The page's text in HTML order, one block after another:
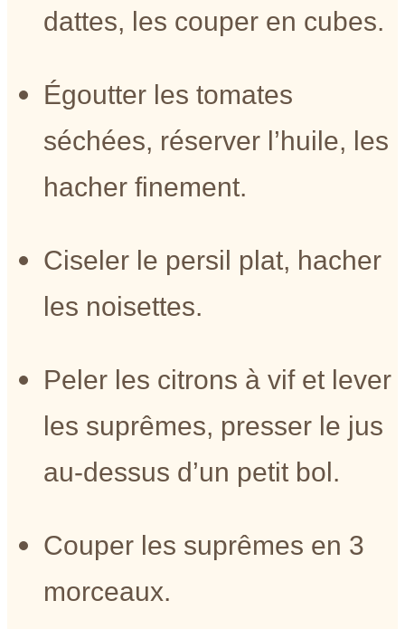
dattes, les couper en cubes.
Égoutter les tomates
séchées, réserver l’huile, les
hacher finement.
Ciseler le persil plat, hacher
les noisettes.
Peler les citrons à vif et lever
les suprêmes, presser le jus
au-dessus d’un petit bol.
Couper les suprêmes en 3
morceaux.